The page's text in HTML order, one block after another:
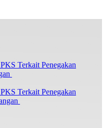
Terkait Penegakan